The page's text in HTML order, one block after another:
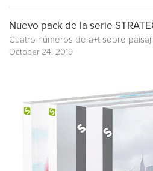
Nuevo pack de la serie
Cuatro números de a+t sobre
October 24, 2019